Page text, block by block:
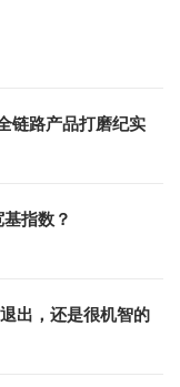
链路产品打磨纪实
指数？
出，还是很机智的